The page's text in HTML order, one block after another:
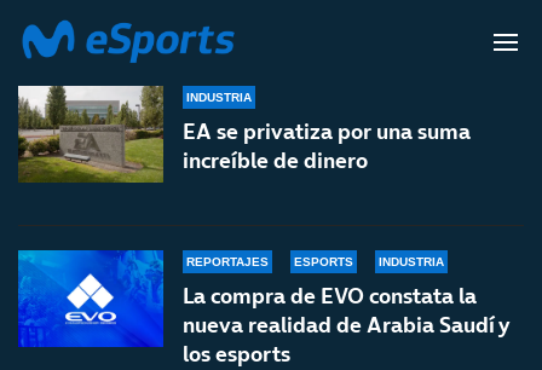
ARABIA SAUDÍ
INDUSTRIA
EA se privatiza por una suma
increíble de dinero
REPORTAJES ESPORTS INDUSTRIA
La compra de EVO constata la
nueva realidad de Arabia Saudí y
los esports